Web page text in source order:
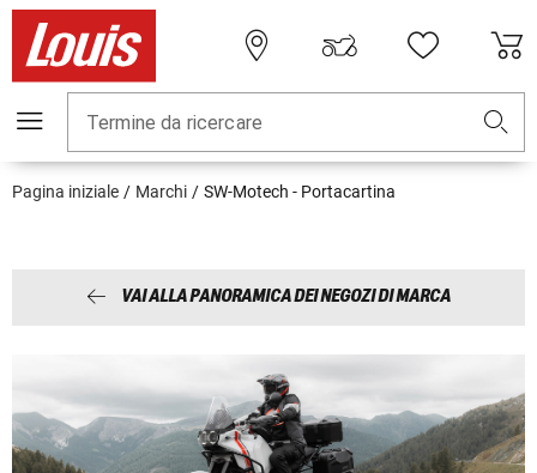
Termine da ricercare
Pagina iniziale Marchi SW-Motech - Portacartina
VAI ALLA PANORAMICA DEI NEGOZI DI MARCA